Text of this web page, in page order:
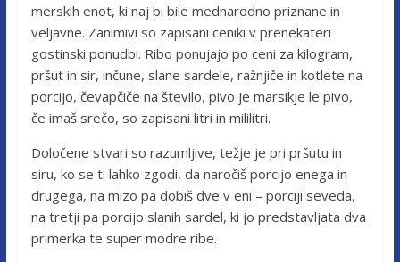
merskih enot, ki naj bi bile mednarodno priznane in
veljavne. Zanimivi so zapisani ceniki v prenekateri
gostinski ponudbi. Ribo ponujajo po ceni za kilogram,
pršut in sir, inčune, slane sardele, ražnjiče in kotlete na
porcijo, čevapčiče na število, pivo je marsikje le pivo,
če imaš srečo, so zapisani litri in mililitri.
Določene stvari so razumljive, težje je pri pršutu in
siru, ko se ti lahko zgodi, da naročiš porcijo enega in
drugega, na mizo pa dobiš dve v eni – porciji seveda,
na tretji pa porcijo slanih sardel, ki jo predstavljata dva
primerka te super modre ribe.